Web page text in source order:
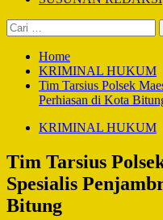
Cari
untuk:
Home
KRIMINAL HUKUM
Tim Tarsius Polsek
Perhiasan di Kota
KRIMINAL HUKUM
Tim Tarsius
Spesialis
Bitung